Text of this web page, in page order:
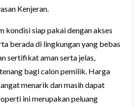
Kenjeran.
kondisi siap pakai dengan akses
berada di lingkungan yang bebas
sertifikat aman serta jelas,
bagi calon pemilik. Harga
menarik dan masih dapat
ini merupakan peluang